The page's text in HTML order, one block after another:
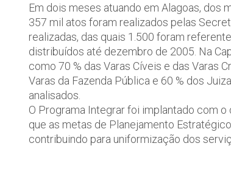
Em dois meses atuando em Alagoas, dos
357 mil atos foram realizados pelas
realizadas, das quais 1.500 foram
distribuídos até dezembro de 2005. Na
como 70 % das Varas Cíveis e das Varas
Varas da Fazenda Pública e 60 % dos
analisados.
O Programa Integrar foi implantado com
que as metas de Planejamento
contribuindo para uniformização dos